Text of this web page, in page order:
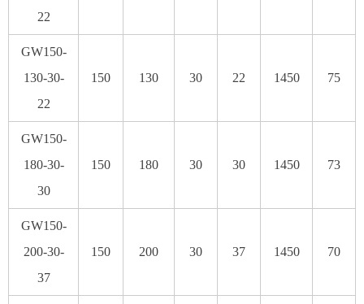
22
GW150-
130-30-
22
150 130 30 22 1450 75
GW150-
180-30-
30
150 180 30 30 1450 73
GW150-
200-30-
37
150 200 30 37 1450 70